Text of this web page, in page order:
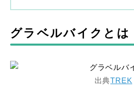
グラベルバイクとは
出典TREK